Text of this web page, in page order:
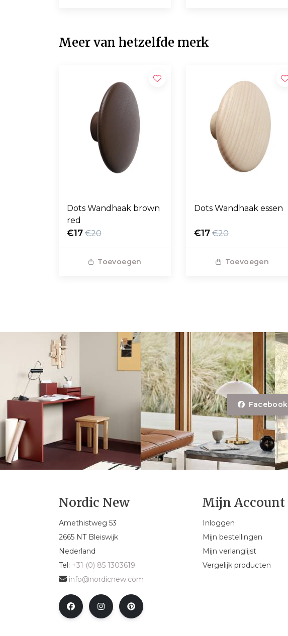
Meer van hetzelfde merk
Dots Wandhaak brown
red
€17 €20
Toevoegen
Dots Wandhaak essen
€17 €20
Toevoegen
Facebook
Nordic New
Amethistweg 53
2665 NT Bleiswijk
Nederland
Tel: +31 (0) 85 1303619
info@nordicnew.com
Mijn Account
Inloggen
Mijn bestellingen
Mijn verlanglijst
Vergelijk producten